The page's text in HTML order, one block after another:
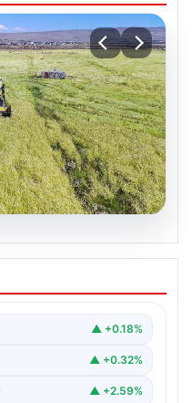
bugün
▲ +0.18%
▲ +0.32%
▲ +2.59%